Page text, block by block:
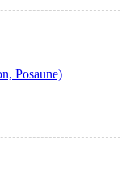
Posaune)